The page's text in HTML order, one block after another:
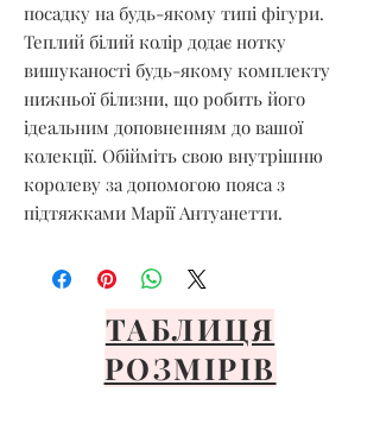
посадку на будь-якому типі фігури.
Теплий білий колір додає нотку
вишуканості будь-якому комплекту
нижньої білизни, що робить його
ідеальним доповненням до вашої
колекції. Обійміть свою внутрішню
королеву за допомогою пояса з
підтяжками Марії Антуанетти.
ТАБЛИЦЯ
РОЗМІРІВ